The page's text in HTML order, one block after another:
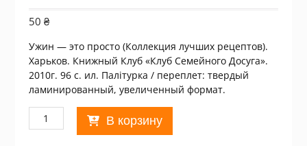
50 ₴
Ужин — это просто (Коллекция лучших рецептов).
Харьков. Книжный Клуб «Клуб Семейного Досуга».
2010г. 96 с. ил. Палiтурка / переплет: твердый
ламинированный, увеличенный формат.
Количество
товара
В корзину